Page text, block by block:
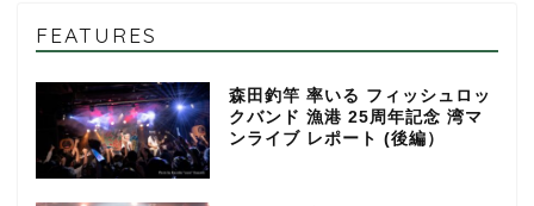
FEATURES
森田釣竿 率いる フィッシュロッ
クバンド 漁港 25周年記念 湾マ
ンライブ レポート (後編）